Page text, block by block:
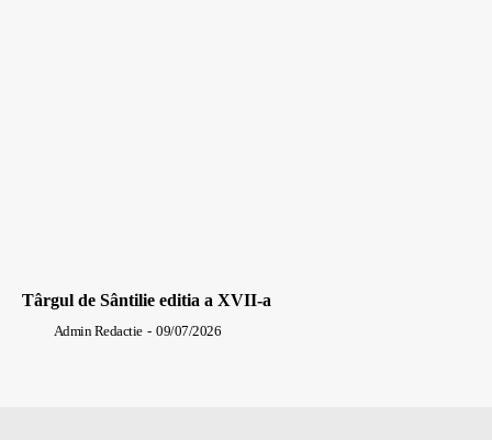
Târgul de Sântilie editia a XVII-a
Admin Redactie - 09/07/2026